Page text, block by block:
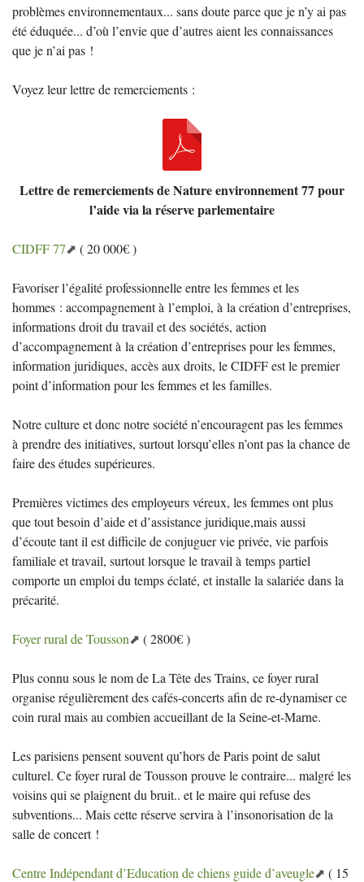
problèmes environnementaux... sans doute parce que je n’y ai pas
été éduquée... d’où l’envie que d’autres aient les connaissances
que je n’ai pas !
Voyez leur lettre de remerciements :
Lettre de remerciements de Nature environnement 77 pour
l’aide via la réserve parlementaire
CIDFF77 ( 20 000€ )
Favoriser l’égalité professionnelle entre les femmes et les
hommes : accompagnement à l’emploi, à la création d’entreprises,
informations droit du travail et des sociétés, action
d’accompagnement à la création d’entreprises pour les femmes,
information juridiques, accès aux droits, leCIDFFest le premier
point d’information pour les femmes et les familles.
Notre culture et donc notre société n’encouragent pas les femmes
à prendre des initiatives, surtout lorsqu’elles n’ont pas la chance de
faire des études supérieures.
Premières victimes des employeurs véreux, les femmes ont plus
que tout besoin d’aide et d’assistance juridique,mais aussi
d’écoute tant il est difficile de conjuguer vie privée, vie parfois
familiale et travail, surtout lorsque le travail à temps partiel
comporte un emploi du temps éclaté, et installe la salariée dans la
précarité.
Foyer rural de Tousson ( 2800€ )
Plus connu sous le nom de La Tête des Trains, ce foyer rural
organise régulièrement des cafés-concerts afin de re-dynamiser ce
coin rural mais au combien accueillant de la Seine-et-Marne.
Les parisiens pensent souvent qu’hors de Paris point de salut
culturel. Ce foyer rural de Tousson prouve le contraire... malgré les
voisins qui se plaignent du bruit.. et le maire qui refuse des
subventions... Mais cette réserve servira à l’insonorisation de la
salle de concert !
Centre Indépendant d’Education de chiens guide d’aveugle
( 15